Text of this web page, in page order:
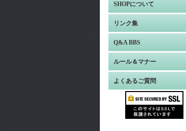
SHOPについて
リンク集
Q&A BBS
ルール＆マナー
よくあるご質問